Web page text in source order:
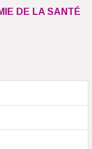
DE LA SANTÉ